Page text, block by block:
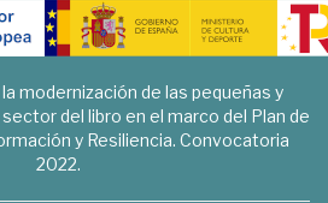
modernización de las pequeñas y
del libro en el marco del Plan de
y Resiliencia. Convocatoria
2022.